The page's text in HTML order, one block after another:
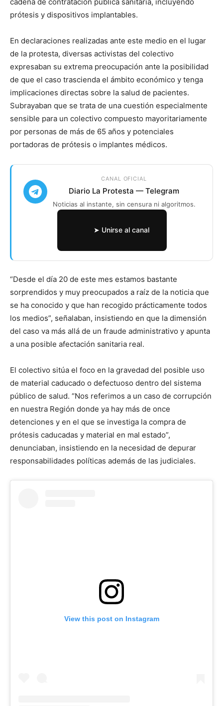
prótesis y dispositivos implantables.
En declaraciones realizadas ante este medio en el lugar
de la protesta, diversas activistas del colectivo
expresaban su extrema preocupación ante la posibilidad
de que el caso trascienda el ámbito económico y tenga
implicaciones directas sobre la salud de pacientes.
Subrayaban que se trata de una cuestión especialmente
sensible para un colectivo compuesto mayoritariamente
por personas de más de 65 años y potenciales
portadoras de prótesis o implantes médicos.
CANAL OFICIAL
Diario La Protesta — Telegram
Noticias al instante, sin censura ni algoritmos.
➤ Unirse al canal
“Desde el día 20 de este mes estamos bastante
sorprendidos y muy preocupados a raíz de la noticia que
se ha conocido y que han recogido prácticamente todos
los medios”, señalaban, insistiendo en que la dimensión
del caso va más allá de un fraude administrativo y apunta
a una posible afectación sanitaria real.
El colectivo sitúa el foco en la gravedad del posible uso
de material caducado o defectuoso dentro del sistema
público de salud. “Nos referimos a un caso de corrupción
en nuestra Región donde ya hay más de once
detenciones y en el que se investiga la compra de
prótesis caducadas y material en mal estado”,
denunciaban, insistiendo en la necesidad de depurar
responsabilidades políticas además de las judiciales.
View this post on Instagram